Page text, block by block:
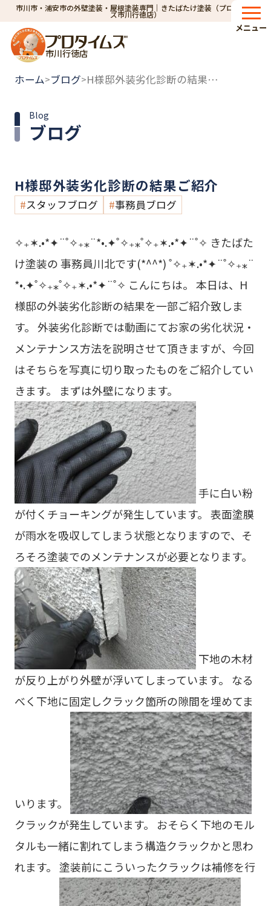
市川市・浦安市の外壁塗装・屋根塗装専門｜きたばたけ塗装（プロタイム
ズ市川行徳店）
市川行徳店
メニュー
ホーム>ブログ> H様邸外装劣化診断の結果ご紹介
ブログ
Blog
H様邸外装劣化診断の結果ご紹介
スタッフブログ 事務員ブログ
✧₊✶.•*✦¨˚✧₊⁎¨*•.✦˚✧₊⁎˚✧₊✶.•*✦¨˚✧ きたばた
け塗装の 事務員川北です(*^^*) ˚✧₊✶.•*✦¨˚✧₊⁎¨
*•.✦˚✧₊⁎˚✧₊✶.•*✦¨˚✧ こんにちは。 本日は、H
様邸の外装劣化診断の結果を一部ご紹介致しま
す。 外装劣化診断では動画にてお家の劣化状況・
メンテナンス方法を説明させて頂きますが、今回
はそちらを写真に切り取ったものをご紹介してい
きます。 まずは外壁になります。
手に白い粉
が付くチョーキングが発生しています。 表面塗膜
が雨水を吸収してしまう状態となりますので、そ
ろそろ塗装でのメンテナンスが必要となります。
下地の木材
が反り上がり外壁が浮いてしまっています。 なる
べく下地に固定しクラック箇所の隙間を埋めてま
いります。
クラックが発生しています。 おそらく下地のモル
タルも一緒に割れてしまう構造クラックかと思わ
れます。 塗装前にこういったクラックは補修を行